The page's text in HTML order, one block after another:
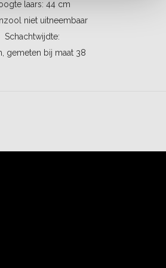
laars: 44 cm
niet uitneembaar
Schachtwijdte:
gemeten bij maat 38